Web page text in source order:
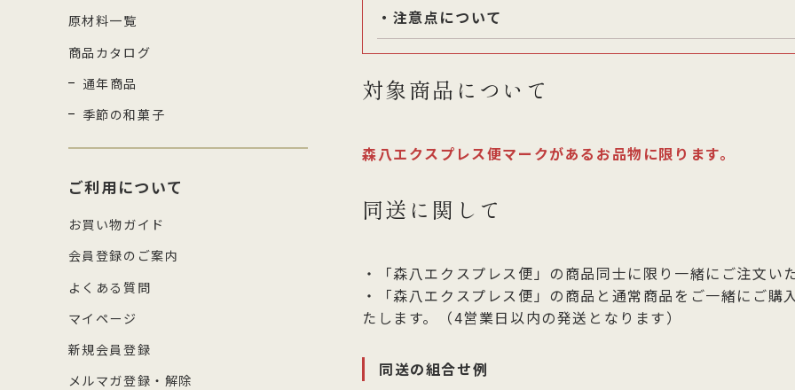
・注意点について
対象商品について
森八エクスプレス便マークがあるお品物に限ります。
同送に関して
・「森八エクスプレス便」の商品同士に限り一緒にご注文いた
・「森八エクスプレス便」の商品と通常商品をご一緒にご
たします。（4営業日以内の発送となります）
同送の組合せ例
原材料一覧
商品カタログ
通年商品
季節の和菓子
ご利用について
お買い物ガイド
会員登録のご案内
よくある質問
マイページ
新規会員登録
メルマガ登録・解除